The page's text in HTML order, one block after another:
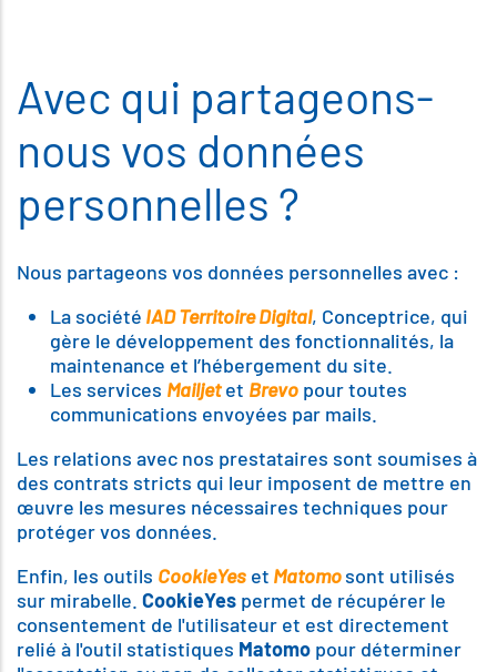
Avec qui partageons-
nous vos données
personnelles ?
Nous partageons vos données personnelles avec :
La société IAD Territoire Digital, Conceptrice, qui
gère le développement des fonctionnalités, la
maintenance et l’hébergement du site.
Les services Mailjetet Brevo pour toutes
communications envoyées par mails.
Les relations avec nos prestataires sont soumises à
des contrats stricts qui leur imposent de mettre en
œuvre les mesures nécessaires techniques pour
protéger vos données.
Enfin, les outils CookieYes et Matomosont utilisés
sur mirabelle. CookieYes permet de récupérer le
consentement de l'utilisateur et est directement
relié à l'outil statistiques Matomo pour déterminer